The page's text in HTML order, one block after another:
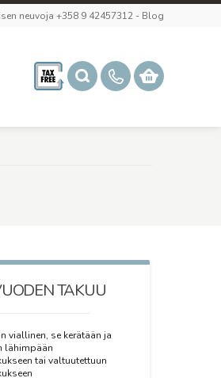
neuvoja +358 9 42457312 - Blog
TAKUU
viallinen, se kerätään ja
lähimpään
tai valtuutettuun